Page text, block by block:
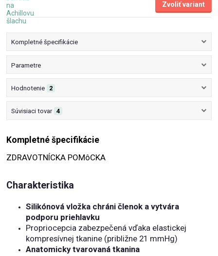
Zvoliť variant
Kompletné špecifikácie
Parametre
Hodnotenie 2
Súvisiaci tovar 4
Kompletné špecifikácie
ZDRAVOTNÍCKA POMôCKA
Charakteristika
Silikónová vložka chráni členok a vytvára
podporu priehlavku
Propriocepcia zabezpečená vďaka elastickej
kompresívnej tkanine (približne 21 mmHg)
Anatomicky tvarovaná tkanina